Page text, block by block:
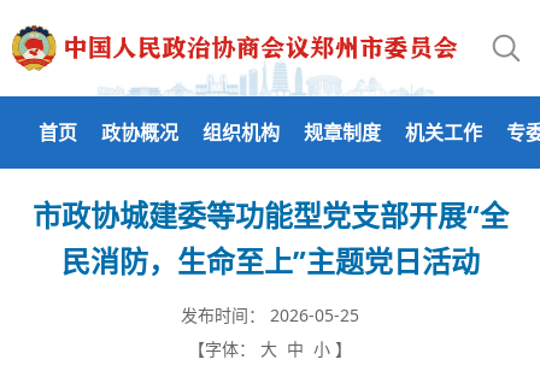
首页 政协概况 组织机构 规章制度 机关工作 专
市政协城建委等功能型党支部开展“全
民消防，生命至上”主题党日活动
发布时间：
2026-05-25
【字体：
大 中 小 】